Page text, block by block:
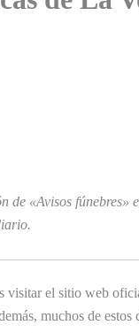
de «Avisos fúnebres»
visitar el sitio web
muchos de estos